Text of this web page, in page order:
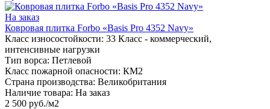
На заказ
Ковровая плитка Forbo «Basis Pro 4352 Navy»
Класс износостойкости: 33 Класс - коммерческий,
интенсивные нагрузки
Тип ворса: Петлевой
Класс пожарной опасности: КМ2
Страна производства: Великобритания
Наличие товара: На заказ
2 500 руб./м2